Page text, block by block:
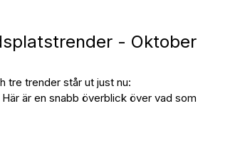
- Oktober
tre trender står ut just nu:
Här är en snabb överblick över vad som